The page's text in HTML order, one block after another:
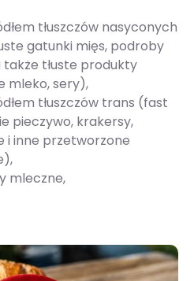
tłuszczów nasyconych
gatunki mięs, podroby
tłuste produkty
mleko, sery),
tłuszczów trans (fast
pieczywo, krakersy,
i inne przetworzone
mleczne,